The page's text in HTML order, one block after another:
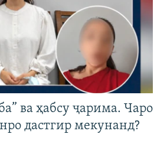
ва ҳабсу ҷарима. Чаро
дастгир мекунанд?